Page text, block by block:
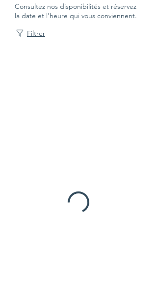
Consultez nos disponibilités et réservez
la date et l'heure qui vous conviennent.
Filtrer